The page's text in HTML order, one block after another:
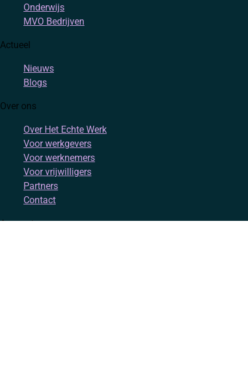
Onderwijs
MVO Bedrijven
Actueel
Nieuws
Blogs
Over ons
Over Het Echte Werk
Voor werkgevers
Voor werknemers
Voor vrijwilligers
Partners
Contact
Account